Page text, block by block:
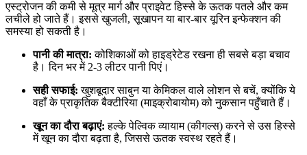
एस्ट्रोजन की कमी से मूत्र मार्ग और प्राइवेट हिस्से के ऊतक पतले और कम
लचीले हो जाते हैं। इससे खुजली, सूखापन या बार-बार यूरिन इन्फेक्शन की
समस्या हो सकती है।
पानी की मात्रा: कोशिकाओं को हाइड्रेटेड रखना ही सबसे बड़ा बचाव
है। दिन भर में 2-3 लीटर पानी पिएं।
सही सफाई: खुशबूदार साबुन या केमिकल वाले लोशन से बचें, क्योंकि ये
वहाँ के प्राकृतिक बैक्टीरिया (माइक्रोबायोम) को नुकसान पहुँचाते हैं।
खून का दौरा बढ़ाएं: हल्के पेल्विक व्यायाम (कीगल्स) करने से उस हिस्से
में खून का दौरा बढ़ता है, जिससे ऊतक स्वस्थ रहते हैं।